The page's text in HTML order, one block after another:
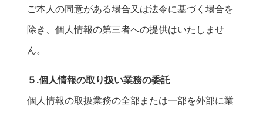
ご本人の同意がある場合又は法令に基づく場合を
除き、個人情報の第三者への提供はいたしませ
ん。
５.個人情報の取り扱い業務の委託
個人情報の取扱業務の全部または一部を外部に業